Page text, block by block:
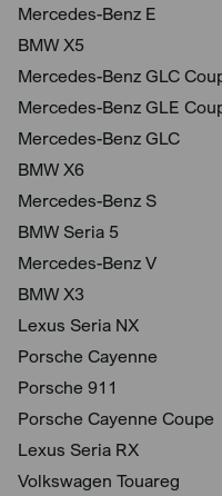
Mercedes-Benz E
BMW X5
Mercedes-Benz GLC
Mercedes-Benz GLE
Mercedes-Benz GLC
BMW X6
Mercedes-Benz S
BMW Seria 5
Mercedes-Benz V
BMW X3
Lexus Seria NX
Porsche Cayenne
Porsche 911
Porsche Cayenne Coupe
Lexus Seria RX
Volkswagen Touareg